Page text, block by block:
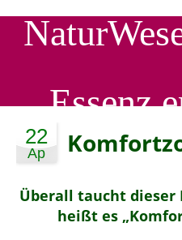
Essenz
22
Ap
Überall taucht
heißt es
NaturWesen-Doris.
90 Tage - ein Neues ICH
SeelenWirkstatt
Aktuelle EnergieStröme